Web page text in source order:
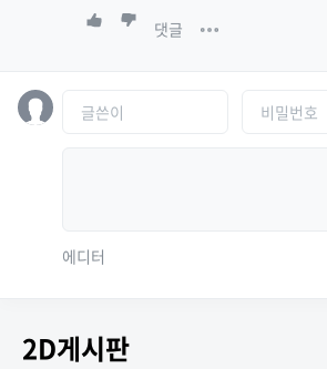
댓글
에디터
2D게시판